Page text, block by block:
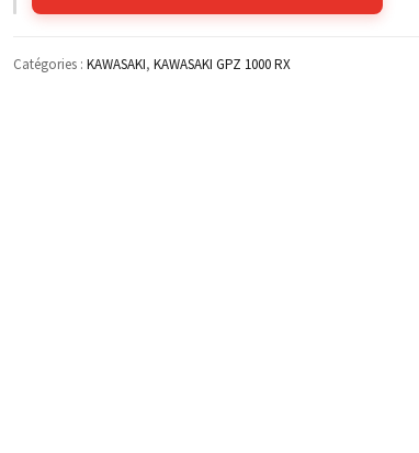
Catégories : KAWASAKI, KAWASAKI GPZ 1000 RX